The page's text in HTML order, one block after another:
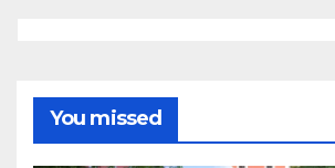
You missed